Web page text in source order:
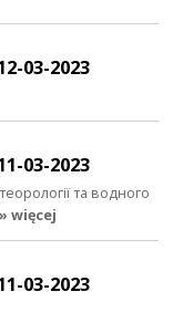
03-2023
03-2023
та водного
» więcej
03-2023